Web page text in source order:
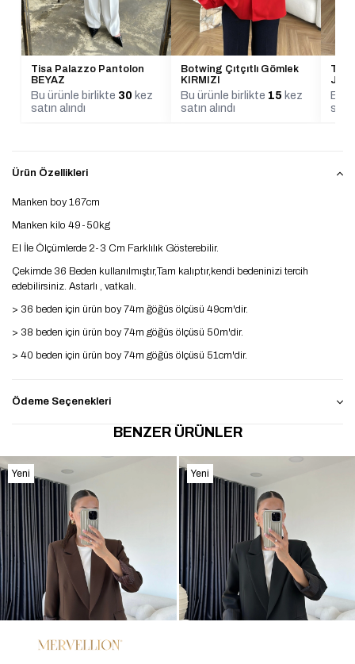
Tisa Palazzo Pantolon
BEYAZ
Bu ürünle birlikte 30 kez
satın alındı
Botwing Çıtçıtlı Gömlek
KIRMIZI
Bu ürünle birlikte 15 kez
satın alındı
Bu
Ürün Özellikleri
Manken boy 167cm
Manken kilo 49-50kg
El İle Ölçümlerde 2-3 Cm Farklılık Gösterebilir.
Çekimde 36 Beden kullanılmıştır,Tam kalıptır,kendi bedeninizi tercih
edebilirsiniz. Astarlı , vatkalı.
> 36 beden için ürün boy 74m ğöğüs ölçüsü 49cm'dir.
> 38 beden için ürün boy 74m göğüs ölçüsü 50m'dir.
> 40 beden için ürün boy 74m göğüs ölçüsü 51cm'dir.
Ödeme Seçenekleri
BENZER ÜRÜNLER
Yeni
Ürün
Yeni
Ürün